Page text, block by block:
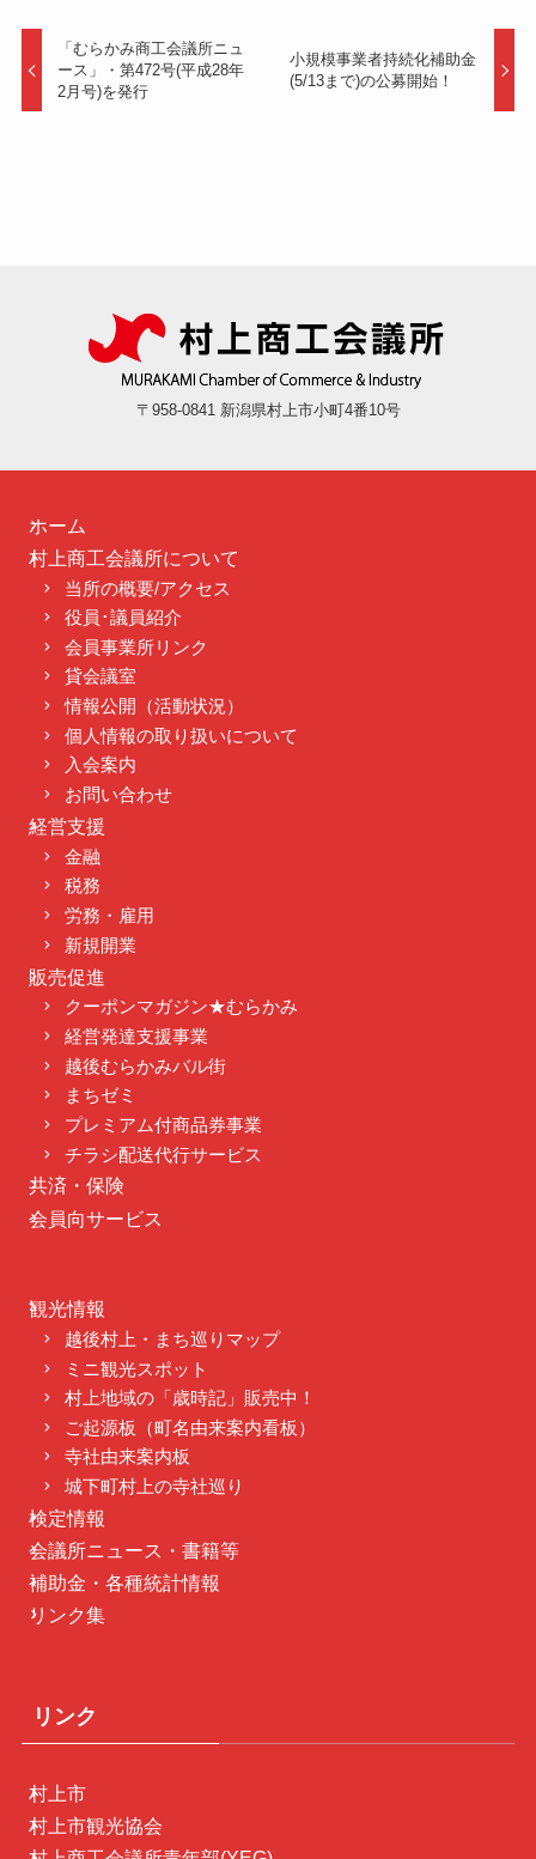
「むらかみ商工会議所ニュ
ース」・第472号(平成28年
2月号)を発行
小規模事業者持続化補助金
(5/13まで)の公募開始！
〒958-0841 新潟県村上市小町4番10号
ホーム
村上商工会議所について
当所の概要/アクセス
役員･議員紹介
会員事業所リンク
貸会議室
情報公開（活動状況）
個人情報の取り扱いについて
入会案内
お問い合わせ
経営支援
金融
税務
労務・雇用
新規開業
販売促進
クーポンマガジン★むらかみ
経営発達支援事業
越後むらかみバル街
まちゼミ
プレミアム付商品券事業
チラシ配送代行サービス
共済・保険
会員向サービス
観光情報
越後村上・まち巡りマップ
ミニ観光スポット
村上地域の「歳時記」販売中！
ご起源板（町名由来案内看板）
寺社由来案内板
城下町村上の寺社巡り
検定情報
会議所ニュース・書籍等
補助金・各種統計情報
リンク集
リンク
村上市
村上市観光協会